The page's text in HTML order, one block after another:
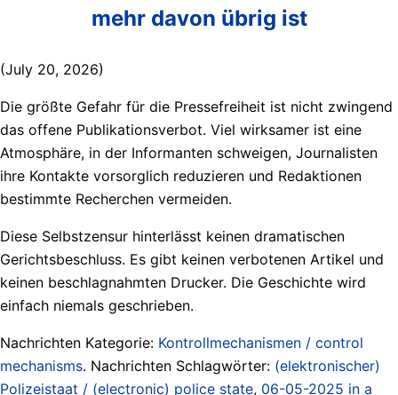
mehr davon übrig ist
(July 20, 2026)
Die größte Gefahr für die Pressefreiheit ist nicht zwingend
das offene Publikationsverbot. Viel wirksamer ist eine
Atmosphäre, in der Informanten schweigen, Journalisten
ihre Kontakte vorsorglich reduzieren und Redaktionen
bestimmte Recherchen vermeiden.
Diese Selbstzensur hinterlässt keinen dramatischen
Gerichtsbeschluss. Es gibt keinen verbotenen Artikel und
keinen beschlagnahmten Drucker. Die Geschichte wird
einfach niemals geschrieben.
Nachrichten Kategorie: Kontrollmechanismen / control
mechanisms. Nachrichten Schlagwörter: (elektronischer)
Polizeistaat / (electronic) police state, 06-05-2025 in a